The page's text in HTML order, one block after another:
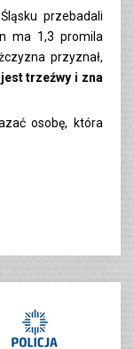
przebadali
ma 1,3 promila
przyznał,
trzeźwy i zna
osobę, która